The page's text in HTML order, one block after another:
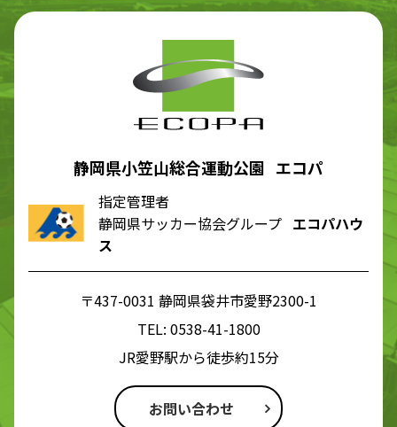
静岡県小笠山総合運動公園 エコパ
指定管理者
静岡県サッカー協会グループ エコパハウ
ス
〒437-0031 静岡県袋井市愛野2300-1
TEL: 0538-41-1800
JR愛野駅から徒歩約15分
お問い合わせ